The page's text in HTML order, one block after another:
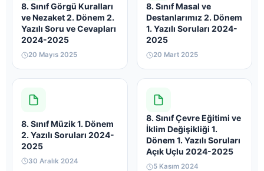
8. Sınıf Görgü Kuralları
ve Nezaket 2. Dönem 2.
Yazılı Soru ve Cevapları
2024-2025
20 Mayıs 2025
8. Sınıf Masal ve
Destanlarımız 2. Dönem
1. Yazılı Soruları 2024-
2025
20 Mart 2025
8. Sınıf Müzik 1. Dönem
2. Yazılı Soruları 2024-
2025
30 Aralık 2024
8. Sınıf Çevre Eğitimi ve
İklim Değişikliği 1.
Dönem 1. Yazılı Soruları
Açık Uçlu 2024-2025
5 Kasım 2024